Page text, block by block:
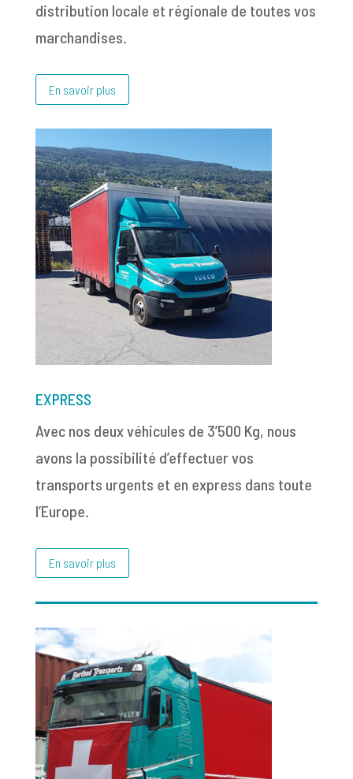
distribution locale et régionale de toutes vos
marchandises.
En savoir plus
EXPRESS
Avec nos deux véhicules de 3’500 Kg, nous
avons la possibilité d’effectuer vos
transports urgents et en express dans toute
l’Europe.
En savoir plus